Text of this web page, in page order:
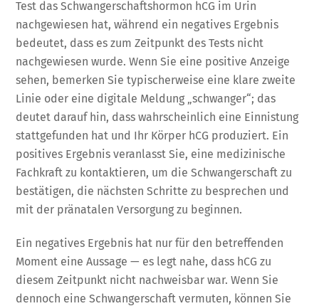
Test das Schwangerschaftshormon hCG im Urin
nachgewiesen hat, während ein negatives Ergebnis
bedeutet, dass es zum Zeitpunkt des Tests nicht
nachgewiesen wurde. Wenn Sie eine positive Anzeige
sehen, bemerken Sie typischerweise eine klare zweite
Linie oder eine digitale Meldung „schwanger“; das
deutet darauf hin, dass wahrscheinlich eine Einnistung
stattgefunden hat und Ihr Körper hCG produziert. Ein
positives Ergebnis veranlasst Sie, eine medizinische
Fachkraft zu kontaktieren, um die Schwangerschaft zu
bestätigen, die nächsten Schritte zu besprechen und
mit der pränatalen Versorgung zu beginnen.
Ein negatives Ergebnis hat nur für den betreffenden
Moment eine Aussage — es legt nahe, dass hCG zu
diesem Zeitpunkt nicht nachweisbar war. Wenn Sie
dennoch eine Schwangerschaft vermuten, können Sie